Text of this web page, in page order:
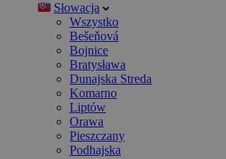
Słowacja
Wszystko
Bešeňová
Bojnice
Bratysława
Dunajska Streda
Komarno
Liptów
Orawa
Pieszczany
Podhajska